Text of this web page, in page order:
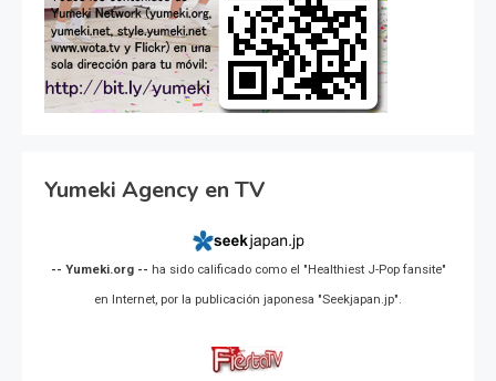
Yumeki Agency en TV
-- Yumeki.org -- ha sido calificado como el "Healthiest J-Pop fansite"
en Internet, por la publicación japonesa "Seekjapan.jp".